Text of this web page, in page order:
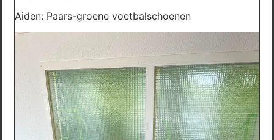
Aiden: Paars-groene voetbalschoenen